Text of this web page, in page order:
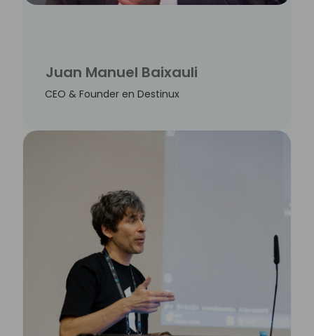
Juan Manuel Baixauli
CEO & Founder en Destinux